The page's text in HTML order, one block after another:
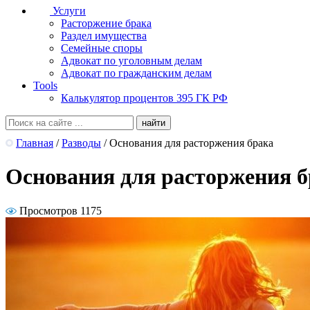
Услуги
Расторжение брака
Раздел имущества
Семейные споры
Адвокат по уголовным делам
Адвокат по гражданским делам
Tools
Калькулятор процентов 395 ГК РФ
Главная / Разводы / Основания для расторжения брака
Основания для расторжения
Просмотров 1175